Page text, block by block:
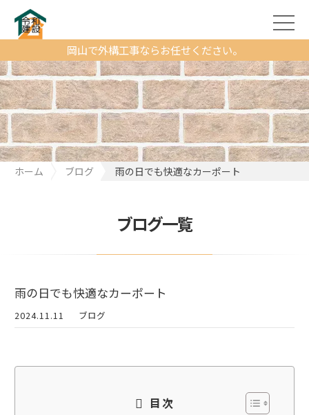
岡山で外構工事ならお任せください。
ホーム ブログ 雨の日でも快適なカーポート
ブログ一覧
雨の日でも快適なカーポート
2024.11.11 ブログ
目次